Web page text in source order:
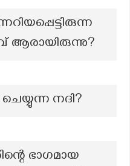
ആരായിരുന്നു?
നദി?
ഭാഗമായ